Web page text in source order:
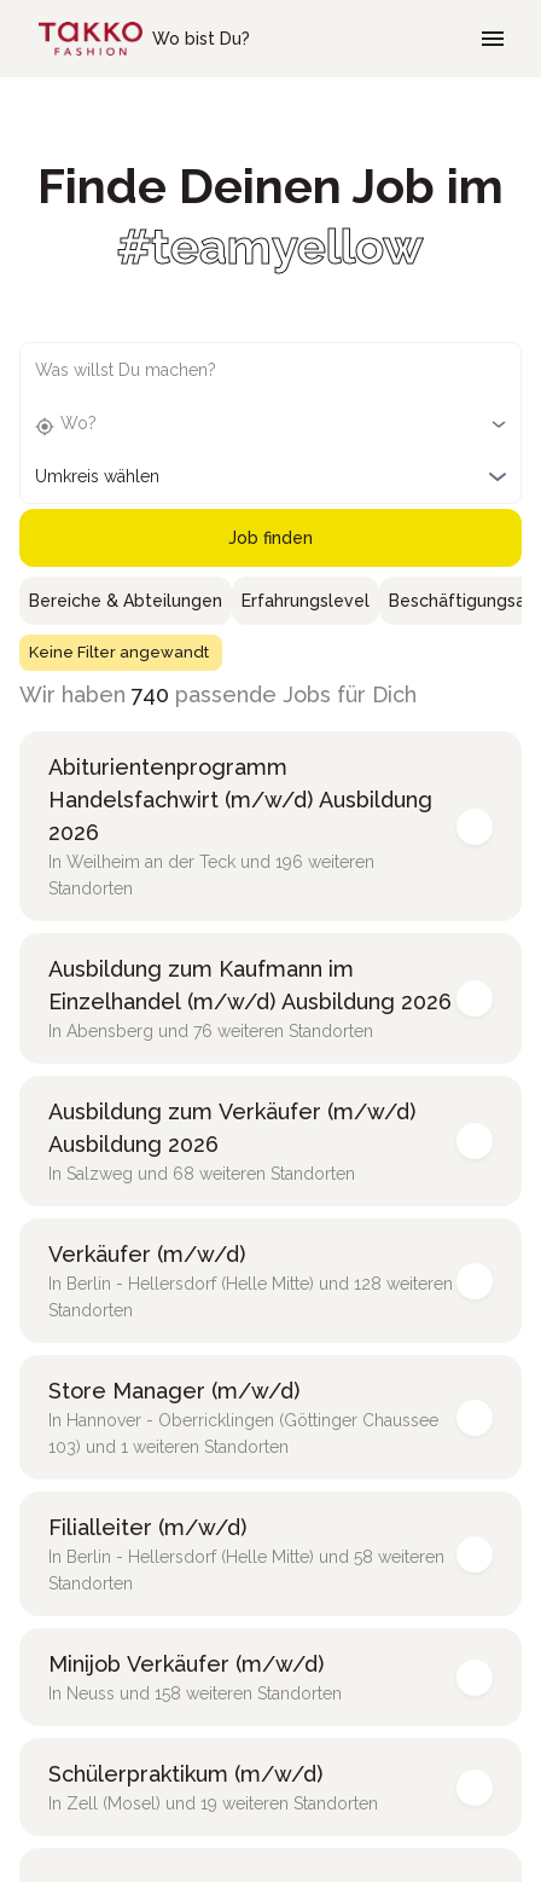
Wo bist Du?
Finde Deinen Job im
#teamyellow
Was willst Du machen?
Wo?
Umkreis wählen
Job finden
Bereiche & Abteilungen Erfahrungslevel
Keine Filter angewandt
Wir haben 740 passende Jobs für Dich
Abiturientenprogramm
Handelsfachwirt (m/w/d) Ausbildung
2026
In Weilheim an der Teck und 196 weiteren
Standorten
Ausbildung zum Kaufmann im
Einzelhandel (m/w/d) Ausbildung 2026
In Abensberg und 76 weiteren Standorten
Ausbildung zum Verkäufer (m/w/d)
Ausbildung 2026
In Salzweg und 68 weiteren Standorten
Verkäufer (m/w/d)
In Berlin - Hellersdorf (Helle Mitte) und 128 weiteren
Standorten
Store Manager (m/w/d)
In Hannover - Oberricklingen (Göttinger Chaussee
103) und 1 weiteren Standorten
Filialleiter (m/w/d)
In Berlin - Hellersdorf (Helle Mitte) und 58 weiteren
Standorten
Minijob Verkäufer (m/w/d)
In Neuss und 158 weiteren Standorten
Schülerpraktikum (m/w/d)
In Zell (Mosel) und 19 weiteren Standorten